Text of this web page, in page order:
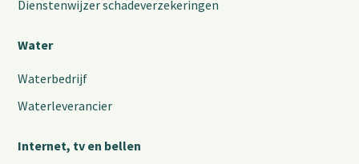
Dienstenwijzer schadeverzekeringen
Water
Waterbedrijf
Waterleverancier
Internet, tv en bellen